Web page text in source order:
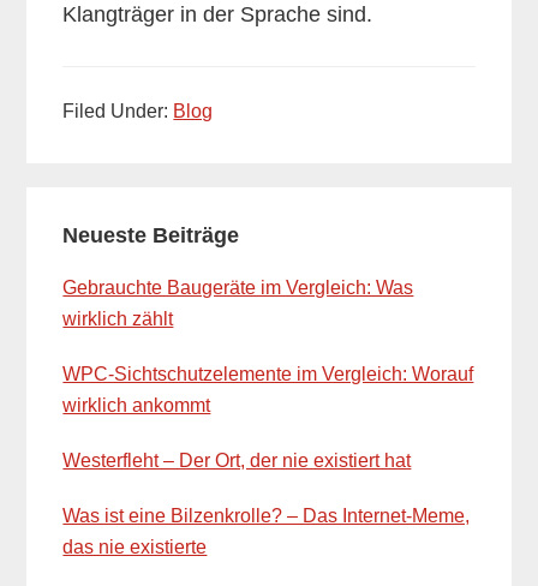
Klangträger in der Sprache sind.
Filed Under: Blog
Sidebar
Neueste Beiträge
Gebrauchte Baugeräte im Vergleich: Was
wirklich zählt
WPC-Sichtschutzelemente im Vergleich: Worauf
wirklich ankommt
Westerfleht – Der Ort, der nie existiert hat
Was ist eine Bilzenkrolle? – Das Internet-Meme,
das nie existierte